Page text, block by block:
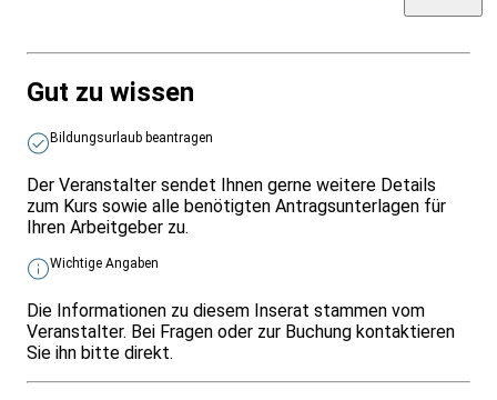
Gut zu wissen
Bildungsurlaub beantragen
Der Veranstalter sendet Ihnen gerne weitere Details
zum Kurs sowie alle benötigten Antragsunterlagen für
Ihren Arbeitgeber zu.
Wichtige Angaben
Die Informationen zu diesem Inserat stammen vom
Veranstalter. Bei Fragen oder zur Buchung kontaktieren
Sie ihn bitte direkt.